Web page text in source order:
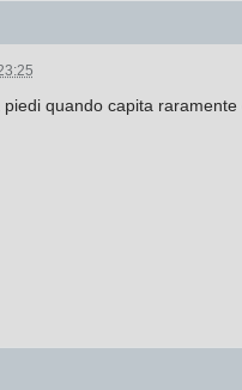
quando capita